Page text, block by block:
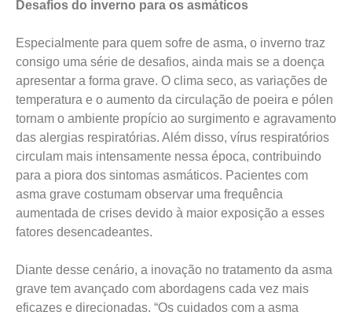
Desafios do inverno para os asmáticos
Especialmente para quem sofre de asma, o inverno traz
consigo uma série de desafios, ainda mais se a doença
apresentar a forma grave. O clima seco, as variações de
temperatura e o aumento da circulação de poeira e pólen
tornam o ambiente propício ao surgimento e agravamento
das alergias respiratórias. Além disso, vírus respiratórios
circulam mais intensamente nessa época, contribuindo
para a piora dos sintomas asmáticos. Pacientes com
asma grave costumam observar uma frequência
aumentada de crises devido à maior exposição a esses
fatores desencadeantes.
Diante desse cenário, a inovação no tratamento da asma
grave tem avançado com abordagens cada vez mais
eficazes e direcionadas. “Os cuidados com a asma